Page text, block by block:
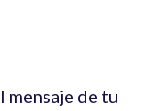
de tu